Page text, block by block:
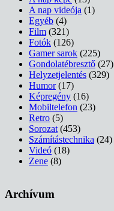
A nap videója (1)
Egyéb (4)
Film (321)
Fotók (126)
Gamer sarok (225)
Gondolatébresztő (27)
Helyzetjelentés (329)
Humor(17)
Képregény (16)
Mobiltelefon (23)
Retro (5)
Sorozat (453)
Számítástechnika (24)
Videó (18)
Zene (8)
Archívum